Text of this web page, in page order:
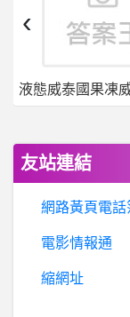
鞋板- 有沒有
‹
友站連結
網路黃頁電話
電影情報通
縮網址